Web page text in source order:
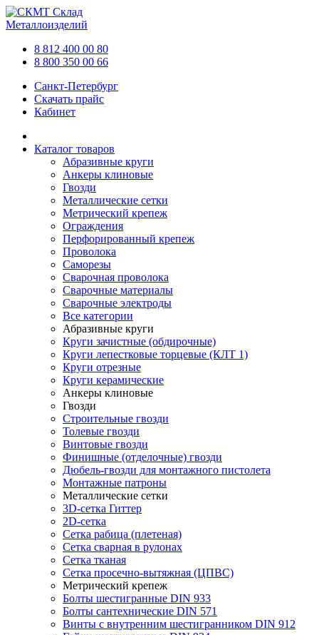
Склад
Металлоизделий
8 812 400 00 80
8 800 350 00 66
Санкт-Петербург
Скачать прайс
Кабинет
Каталог товаров
Абразивные круги
Анкеры клиновые
Гвозди
Металлические сетки
Метрический крепеж
Ограждения
Перфорированный крепеж
Проволока
Саморезы
Сварочная проволока
Сварочные материалы
Сварочные электроды
Все категории
Абразивные круги
Круги зачистные (обдирочные)
Круги лепестковые торцевые (КЛТ 1)
Круги отрезные
Круги керамические
Анкеры клиновые
Гвозди
Строительные гвозди
Толевые гвозди
Винтовые гвозди
Финишные (отделочные) гвозди
Дюбель-гвозди для монтажного пистолета
Монтажные патроны
Металлические сетки
3D-сетка Гиттер
2D-сетка
Сетка рабица (плетеная)
Сетка сварная в рулонах
Сетка тканая
Сетка просечно-вытяжная (ЦПВС)
Метрический крепеж
Болты шестигранные DIN 933
Болты сантехнические DIN 571
Винты с внутренним шестигранником DIN 912